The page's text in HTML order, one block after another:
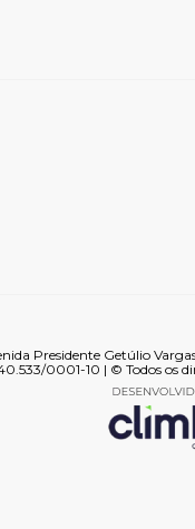
Presidente Getúlio
0001-10 | © Todos os